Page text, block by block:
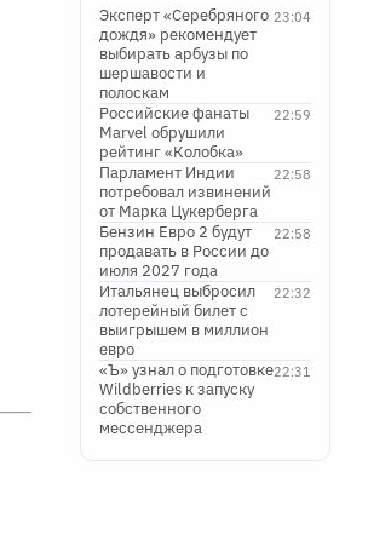
23:04
Эксперт «Серебряного
дождя» рекомендует
выбирать арбузы по
шершавости и
полоскам
22:59
Российские фанаты
Marvel обрушили
рейтинг «Колобка»
22:58
Парламент Индии
потребовал извинений
от Марка Цукерберга
22:58
Бензин Евро 2 будут
продавать в России до
июля 2027 года
22:32
Итальянец выбросил
лотерейный билет с
выигрышем в миллион
евро
22:31
«Ъ» узнал о подготовке
Wildberries к запуску
собственного
мессенджера